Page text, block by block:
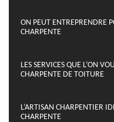
ON PEUT ENTREPRENDRE
CHARPENTE
LES SERVICES QUE L’ON
CHARPENTE DE TOITURE
L’ARTISAN CHARPENTIER
CHARPENTE